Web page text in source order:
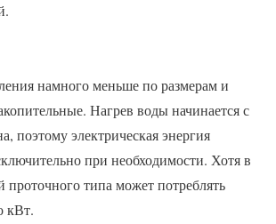
намного меньше по размерам и
Нагрев воды начинается с
поэтому электрическая энергия
при необходимости. Хотя в
проточного типа может потреблять
кВт.